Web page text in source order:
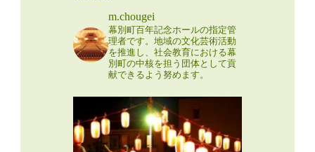
m.chougei
幕別町百年記念ホールの指定管
理者です。地域の文化芸術活動
を推進し、社会教育における幕
別町の中核を担う団体として貢
献できるよう努めます。